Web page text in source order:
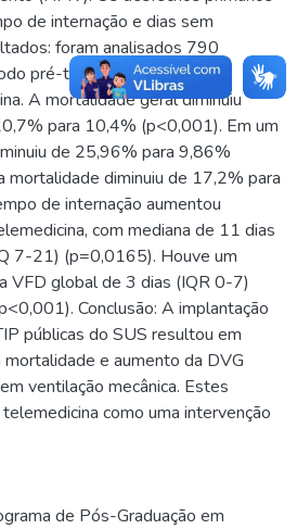
de internação e dias sem
foram analisados 790
pré-telemedicina e 529 do
A mortalidade geral diminuiu
para 10,4% (p<0,001). Em um
de 25,96% para 9,86%
diminuiu de 17,2% para
de internação aumentou
com mediana de 11 dias
7-21) (p=0,0165). Houve um
VFD global de 3 dias (IQR 0-7)
Conclusão: A implantação
públicas do SUS resultou em
e aumento da DVG
ventilação mecânica. Estes
como uma intervenção
de Pós-Graduação em